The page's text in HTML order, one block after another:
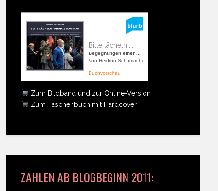
Bitte lächeln ...
Begegnungen einer ...
Von Heidrun Schumacher
Buchvorschau
Zum Bildband und zur Online-Version
Zum Taschenbuch mit Hardcover
ZAHLEN AB BLOGBEGINN 2011: